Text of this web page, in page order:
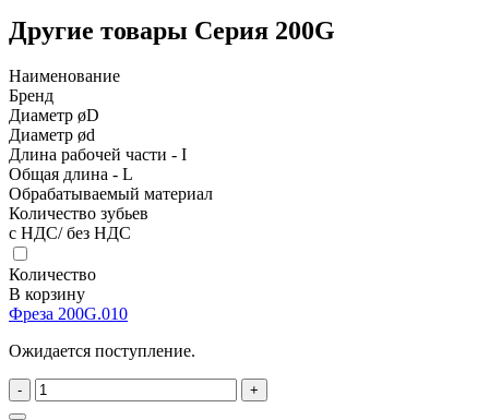
Другие товары Серия 200G
Наименование
Бренд
Диаметр øD
Диаметр ød
Длина рабочей части - I
Общая длина - L
Обрабатываемый материал
Количество зубьев
с НДС/ без НДС
Количество
В корзину
Фреза 200G.010
Ожидается поступление.
- +